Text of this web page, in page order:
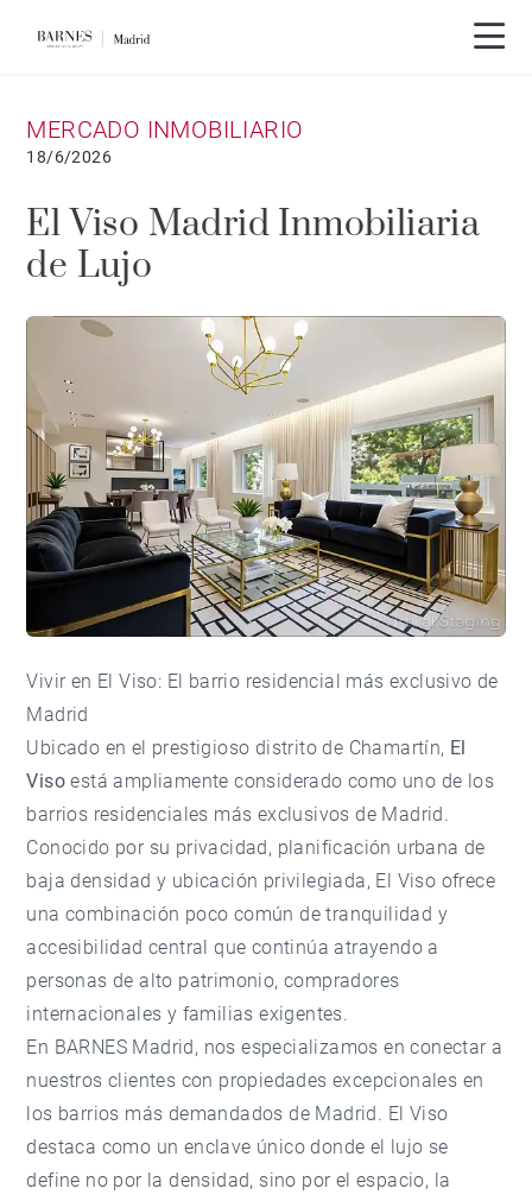
MERCADO INMOBILIARIO
18/6/2026
El Viso Madrid Inmobiliaria
de Lujo
Vivir en El Viso: El barrio residencial más exclusivo de
Madrid
Ubicado en el prestigioso distrito de Chamartín, El
Viso está ampliamente considerado como uno de los
barrios residenciales más exclusivos de Madrid.
Conocido por su privacidad, planificación urbana de
baja densidad y ubicación privilegiada, El Viso ofrece
una combinación poco común de tranquilidad y
accesibilidad central que continúa atrayendo a
personas de alto patrimonio, compradores
internacionales y familias exigentes.
En BARNES Madrid, nos especializamos en conectar a
nuestros clientes con propiedades excepcionales en
los barrios más demandados de Madrid. El Viso
destaca como un enclave único donde el lujo se
define no por la densidad, sino por el espacio, la